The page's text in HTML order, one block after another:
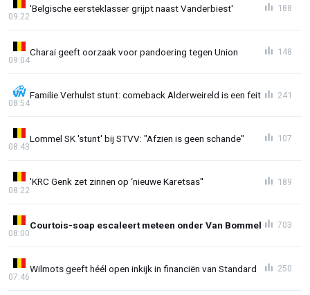
'Belgische eersteklasser grijpt naast Vanderbiest'
09:22
188
Charai geeft oorzaak voor pandoering tegen Union
09:04
148
Familie Verhulst stunt: comeback Alderweireld is een feit
08:54
241
Lommel SK 'stunt' bij STVV: "Afzien is geen schande"
08:43
107
'KRC Genk zet zinnen op ‘nieuwe Karetsas''
08:22
189
Courtois-soap escaleert meteen onder Van Bommel
08:00
703
Wilmots geeft héél open inkijk in financiën van Standard
07:46
250